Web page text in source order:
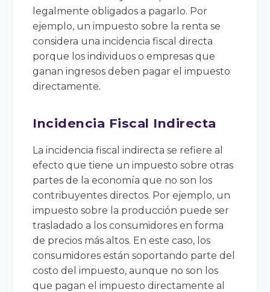
legalmente obligados a pagarlo. Por
ejemplo, un impuesto sobre la renta se
considera una incidencia fiscal directa
porque los individuos o empresas que
ganan ingresos deben pagar el impuesto
directamente.
Incidencia Fiscal Indirecta
La incidencia fiscal indirecta se refiere al
efecto que tiene un impuesto sobre otras
partes de la economía que no son los
contribuyentes directos. Por ejemplo, un
impuesto sobre la producción puede ser
trasladado a los consumidores en forma
de precios más altos. En este caso, los
consumidores están soportando parte del
costo del impuesto, aunque no son los
que pagan el impuesto directamente al